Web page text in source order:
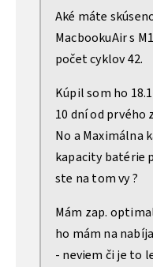
Aké máte
MacbookuAir s
počet cyklov 42.
Kúpil som ho
10 dní od prvého
No a Maximálna
kapacity batérie
ste na tom vy ?
Mám zap.
ho mám na
- neviem či je to